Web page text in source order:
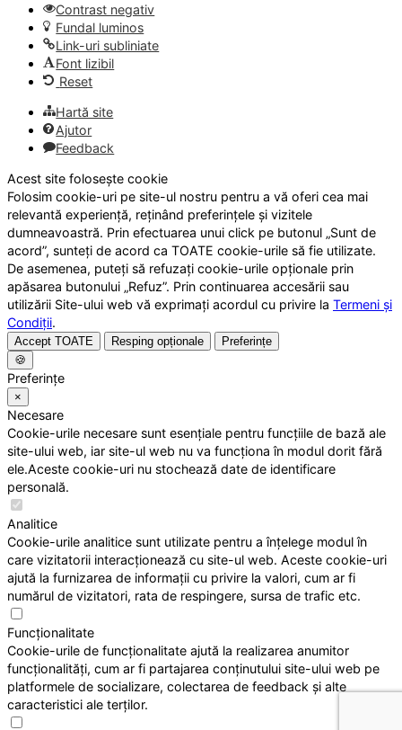
Contrast negativ
Fundal luminos
Link-uri subliniate
Font lizibil
Reset
Hartă site
Ajutor
Feedback
Acest site folosește cookie
Folosim cookie-uri pe site-ul nostru pentru a vă oferi cea mai
relevantă experiență, reținând preferințele și vizitele
dumneavoastră. Prin efectuarea unui click pe butonul „Sunt de
acord”, sunteți de acord ca TOATE cookie-urile să fie utilizate.
De asemenea, puteți să refuzați cookie-urile opționale prin
apăsarea butonului „Refuz”. Prin continuarea accesării sau
utilizării Site-ului web vă exprimați acordul cu privire la Termeni și
Condiții.
Accept TOATE Resping opționale
Preferințe
🍪
Preferințe
×
Necesare
Cookie-urile necesare sunt esențiale pentru funcțiile de bază ale
site-ului web, iar site-ul web nu va funcționa în modul dorit fără
ele.Aceste cookie-uri nu stochează date de identificare
personală.
Analitice
Cookie-urile analitice sunt utilizate pentru a înțelege modul în
care vizitatorii interacționează cu site-ul web. Aceste cookie-uri
ajută la furnizarea de informații cu privire la valori, cum ar fi
numărul de vizitatori, rata de respingere, sursa de trafic etc.
Funcționalitate
Cookie-urile de funcționalitate ajută la realizarea anumitor
funcționalități, cum ar fi partajarea conținutului site-ului web pe
platformele de socializare, colectarea de feedback și alte
caracteristici ale terților.